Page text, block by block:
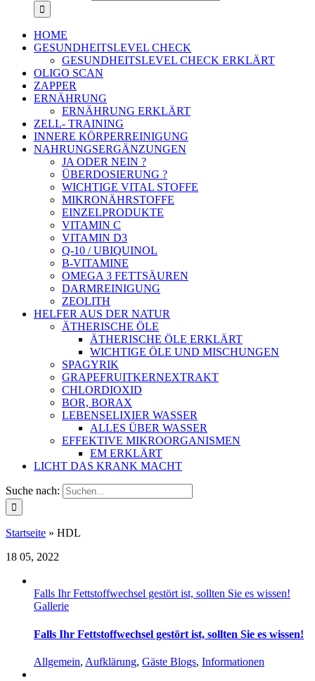
HOME
GESUNDHEITSLEVEL CHECK
GESUNDHEITSLEVEL CHECK ERKLÄRT
OLIGO SCAN
ZAPPER
ERNÄHRUNG
ERNÄHRUNG ERKLÄRT
ZELL- TRAINING
INNERE KÖRPERREINIGUNG
NAHRUNGSERGÄNZUNGEN
JA ODER NEIN ?
ÜBERDOSIERUNG ?
WICHTIGE VITAL STOFFE
MIKRONÄHRSTOFFE
EINZELPRODUKTE
VITAMIN C
VITAMIN D3
Q-10 / UBIQUINOL
B-VITAMINE
OMEGA 3 FETTSÄUREN
DARMREINIGUNG
ZEOLITH
HELFER AUS DER NATUR
ÄTHERISCHE ÖLE
ÄTHERISCHE ÖLE ERKLÄRT
WICHTIGE ÖLE UND MISCHUNGEN
SPAGYRIK
GRAPEFRUITKERNEXTRAKT
CHLORDIOXID
BOR, BORAX
LEBENSELIXIER WASSER
ALLES ÜBER WASSER
EFFEKTIVE MIKROORGANISMEN
EM ERKLÄRT
LICHT DAS KRANK MACHT
Suche nach:
Startseite » HDL
18 05, 2022
Falls Ihr Fettstoffwechsel gestört ist, sollten Sie es wissen!
Gallerie
Falls Ihr Fettstoffwechsel gestört ist, sollten Sie es wissen!
Allgemein, Aufklärung, Gäste Blogs, Informationen